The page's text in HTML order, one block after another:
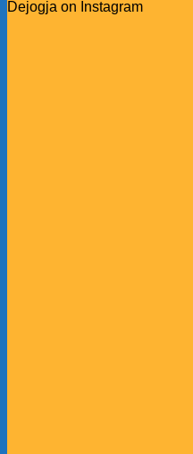
Dejogja on Instagram